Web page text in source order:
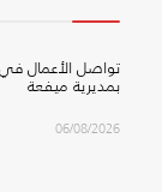
تواصل الأعمال
بمديرية ميفعة
06/08/2026